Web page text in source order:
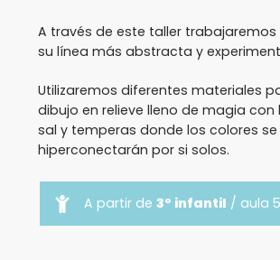
A través de este taller trabajaremos
su línea más abstracta y
Utilizaremos diferentes materiales
dibujo en relieve lleno de magia con
sal y temperas donde los colores se
hiperconectarán por si solos.
A partir de 3º infantil / aula